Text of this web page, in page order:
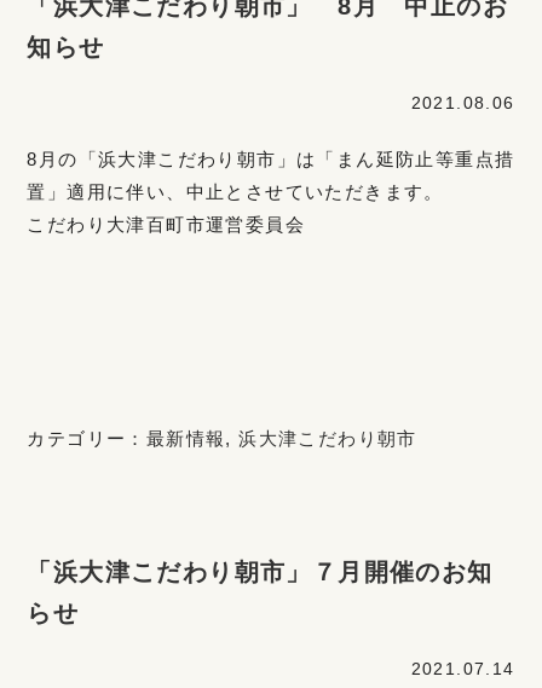
「浜大津こだわり朝市」 8月 中止のお
知らせ
2021.08.06
8月の「浜大津こだわり朝市」は「まん延防止等重点措
置」適用に伴い、中止とさせていただきます。
こだわり大津百町市運営委員会
カテゴリー： 最新情報,浜大津こだわり朝市
「浜大津こだわり朝市」７月開催のお知
らせ
2021.07.14